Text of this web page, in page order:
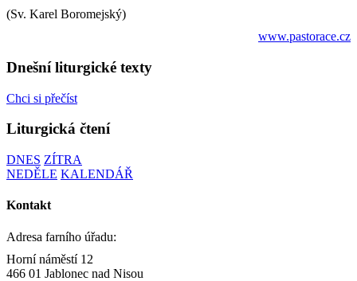
(Sv. Karel Boromejský)
www.pastorace.cz
Dnešní liturgické texty
Chci si přečíst
Liturgická čtení
DNES ZÍTRA
NEDĚLE KALENDÁŘ
Kontakt
Adresa farního úřadu:
Horní náměstí 12
466 01 Jablonec nad Nisou